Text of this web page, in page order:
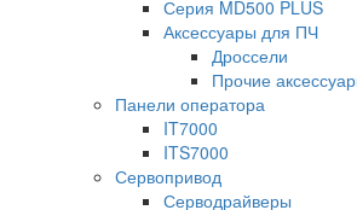
Серия MD500 PLUS
Аксессуары для ПЧ
Дроссели
Прочие
Панели оператора
IT7000
ITS7000
Сервопривод
Серводрайверы